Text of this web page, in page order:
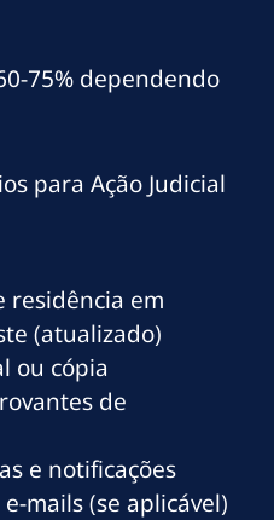
75% dependendo
para Ação Judicial
residência em
(atualizado)
ou cópia
de
e notificações
mails (se aplicável)